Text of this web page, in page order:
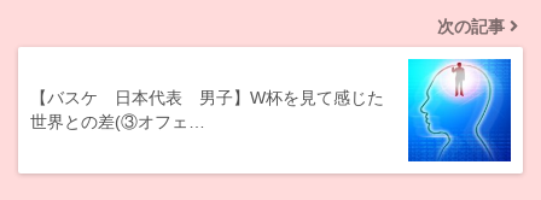
次の記事
【バスケ 日本代表 男子】W杯を見て感じた
世界との差(③オフェ…